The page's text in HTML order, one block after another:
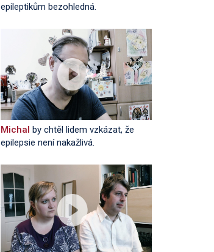
epileptikům bezohledná.
Michal by chtěl lidem vzkázat, že
epilepsie není nakažlivá.